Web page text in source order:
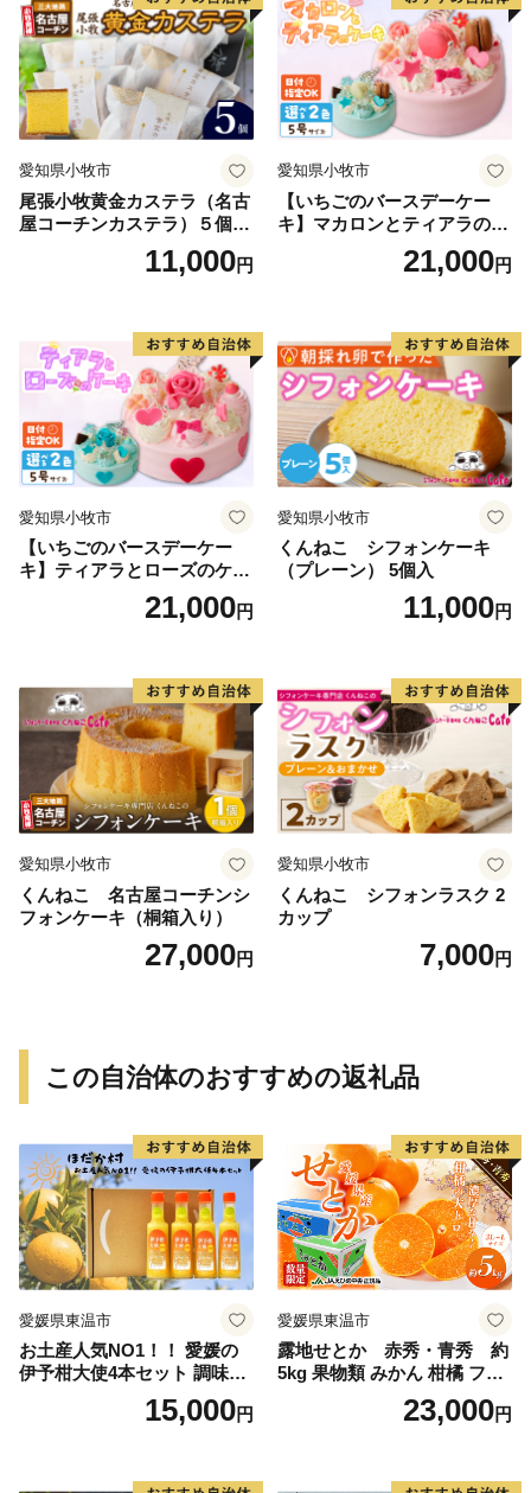
ン 常温 愛知県 小牧市 アンプ
チベアやぐま
愛知県小牧市
尾張小牧黄金カステラ（名古
屋コーチンカステラ）５個入
名古屋コーチン カステラ ザ
ラメ 常温 愛知県 小牧市 アン
11,000円
愛知県小牧市
【いちごのバースデーケー
キ】マカロンとティアラのケ
ーキ スイーツ 日時指定可 デ
ザート 洋菓子 お取り寄せ 愛
デコレーションケーキ ホー
ルケーキ
21,000円
愛知県小牧市
【いちごのバースデーケー
キ】ティアラとローズのケー
キ スイーツ デザート 洋菓
子 お取り寄せ 愛知県 小牧市
レーション ホールケーキ 日
時指定可
21,000円
愛知県小牧市
くんねこ シフォンケーキ
（プレーン） 5個入
11,000円
愛知県小牧市
くんねこ 名古屋コーチンシ
フォンケーキ（桐箱入り）
27,000円
愛知県小牧市
くんねこ シフォンラスク 2
カップ
7,000円
この自治体のおすすめの返礼品
愛媛県東温市
お土産人気NO1！！ 愛媛の
伊予柑大使4本セット 調味料
ドレッシング サラダ いよか
ん 愛媛産 カルパッチョ
15,000円
愛媛県東温市
露地せとか 赤秀・青秀 約
5kg 果物類 みかん 柑橘 フル
ーツ 食後 デザート ジューシ
ー 甘い コク 香り 国産 愛媛
23,000円